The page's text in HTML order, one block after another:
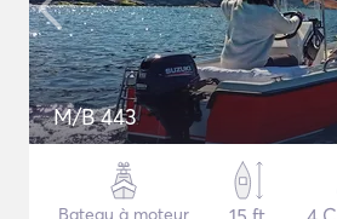
M/B 443
Bateau à moteur